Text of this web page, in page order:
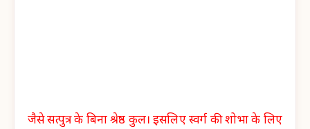
जैसे सत्पुत्र के बिना श्रेष्ठ कुल। इसलिए स्वर्ग की शोभा के लिए